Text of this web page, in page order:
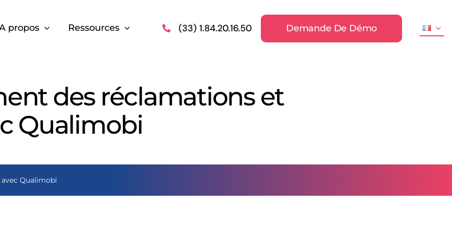
propos Ressources (33) 1.84.20.16.50 Demande De Démo
des réclamations et
Qualimobi
Qualimobi